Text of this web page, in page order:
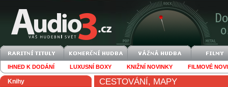
IHNED K DODÁNÍ LUXUSNÍ BOXY KNIŽNÍ NOVINKY FILMOVÉ
Knihy CESTOVÁNÍ, MAPY